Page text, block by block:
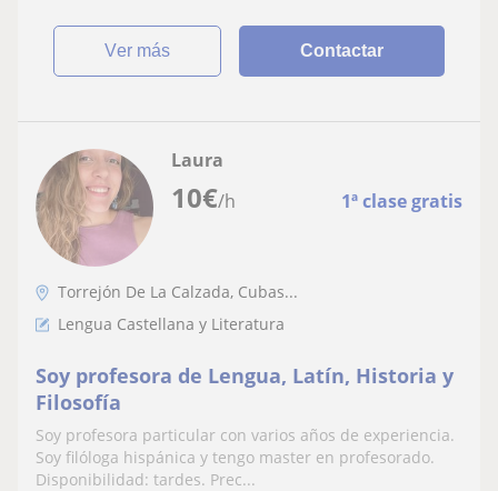
ver más Contactar
10€/h 1ª clase gratis
Laura
Torrejón De La Calzada, Cubas...
Lengua Castellana y Literatura
Soy profesora de Lengua, Latín, Historia y
Filosofía
Soy profesora particular con varios años de experiencia.
Soy filóloga hispánica y tengo master en profesorado.
Disponibilidad: tardes. Prec...